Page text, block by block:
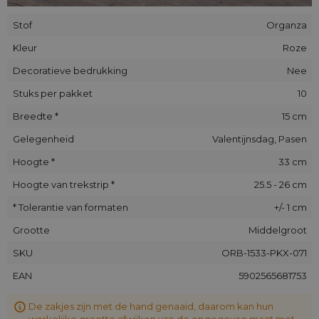
Stof
Organza
Kleur
Roze
Decoratieve bedrukking
Nee
Stuks per pakket
10
Breedte *
15 cm
Gelegenheid
Valentijnsdag, Pasen
Hoogte *
33 cm
Hoogte van trekstrip *
25.5 - 26 cm
* Tolerantie van formaten
+/- 1 cm
Grootte
Middelgroot
SKU
ORB-1533-PKX-071
EAN
5902565681753
De zakjes zijn met de hand genaaid, daarom kan hun